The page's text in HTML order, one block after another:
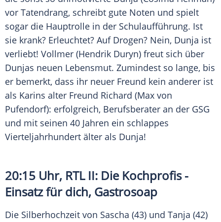
vor Tatendrang, schreibt gute Noten und spielt
sogar die Hauptrolle in der Schulaufführung. Ist
sie krank? Erleuchtet? Auf Drogen? Nein, Dunja ist
verliebt! Vollmer (Hendrik Duryn) freut sich über
Dunjas neuen Lebensmut. Zumindest so lange, bis
er bemerkt, dass ihr neuer Freund kein anderer ist
als Karins alter Freund Richard (Max von
Pufendorf): erfolgreich, Berufsberater an der GSG
und mit seinen 40 Jahren ein schlappes
Vierteljahrhundert älter als Dunja!
20:15 Uhr, RTL II: Die Kochprofis -
Einsatz für dich, Gastrosoap
Die Silberhochzeit von Sascha (43) und Tanja (42)